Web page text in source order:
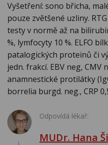
Vyšetření: sono břicha,
pouze zvětšené uzliny.
testy v normě až na
%, lymfocyty 10 %. ELFO
patalogických proteinů či
jedn. frakcí. EBV neg, CMV
anamnestické protilátky
borrelia burgd. neg., CRP
Odpovídá lékař:
MUDr. Hana